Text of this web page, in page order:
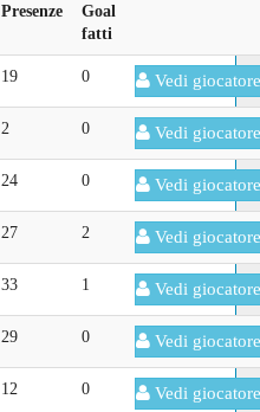
Presenze
Goal
fatti
19 0 Vedi
2 0 Vedi
24 0 Vedi
27 2 Vedi
33 1 Vedi
29 0 Vedi
12 0 Vedi